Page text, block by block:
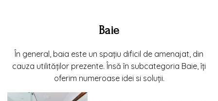
Baie
În general, baia este un spațiu dificil de amenajat, din
cauza utilităților prezente. Însă în subcategoria Baie, îți
oferim numeroase idei si soluții.